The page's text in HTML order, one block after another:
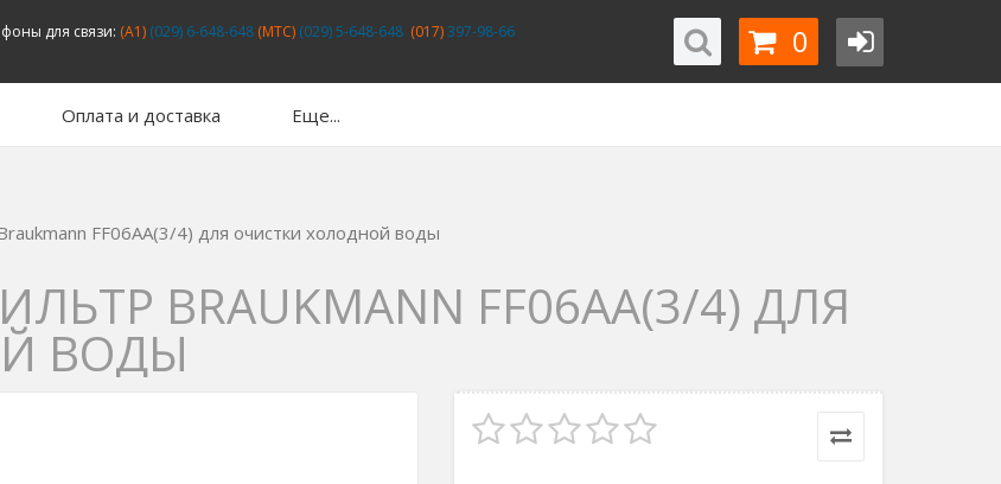
для связи: (A1)(029) 6-648-648(MTC)(029) 5-648-648 (017)397-98-66 0
Оплата и доставка Еще...
FF06AA(3/4) для очистки холодной воды
BRAUKMANN FF06AA(3/4) ДЛЯ
ВОДЫ